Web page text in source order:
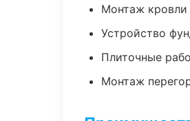
Монтаж
Устройство
Плиточные
Монтаж